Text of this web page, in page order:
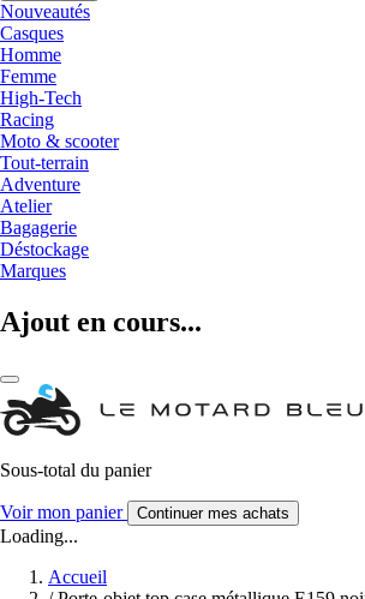
Nouveautés
Casques
Homme
Femme
High-Tech
Racing
Moto & scooter
Tout-terrain
Adventure
Atelier
Bagagerie
Déstockage
Marques
Ajout en cours...
Sous-total du panier
Voir mon panier Continuer mes achats
Loading...
Accueil